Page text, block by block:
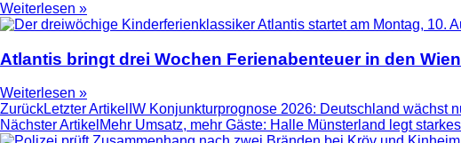
Weiterlesen »
Atlantis bringt drei Wochen Ferienabenteuer in den
Weiterlesen »
ZurückLetzter Artikel IW Konjunkturprognose 2026: Deutschland wächst
Nächster Artikel Mehr Umsatz, mehr Gäste: Halle Münsterland legt